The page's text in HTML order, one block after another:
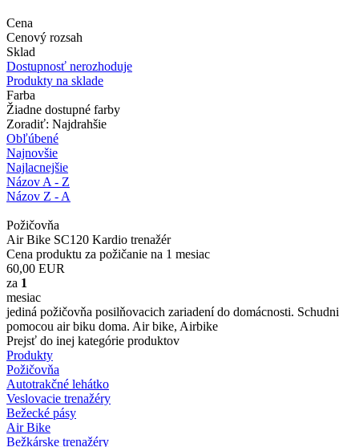
Cena
Cenový rozsah
Sklad
Dostupnosť nerozhoduje
Produkty na sklade
Farba
Žiadne dostupné farby
Zoradiť: Najdrahšie
Obľúbené
Najnovšie
Najlacnejšie
Názov A - Z
Názov Z - A
Požičovňa
Air Bike SC120 Kardio trenažér
Cena produktu za požičanie na 1 mesiac
60,00 EUR
za 1
mesiac
jediná požičovňa posilňovacich zariadení do domácnosti. Schudni
pomocou air biku doma. Air bike, Airbike
Prejsť do inej kategórie produktov
Produkty
Požičovňa
Autotrakčné lehátko
Veslovacie trenažéry
Bežecké pásy
Air Bike
Bežkárske trenažéry